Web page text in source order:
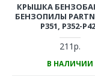
КРЫШКА
БЕНЗОПИЛЫ
P351, P352-
211р.
В НАЛИЧИИ